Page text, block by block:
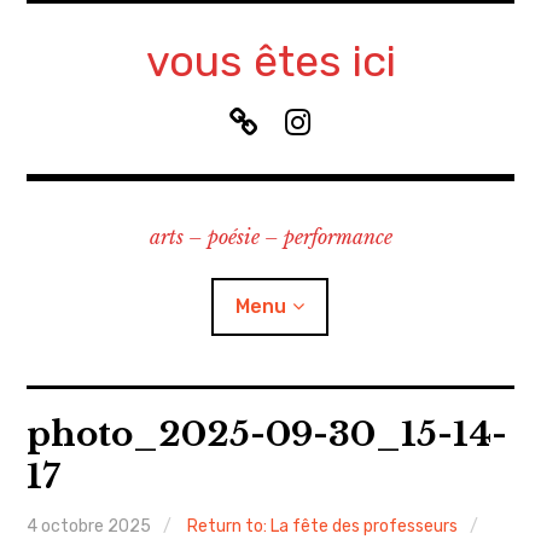
vous êtes ici
u
S
k
y
I
s
a
g
a
arts – poésie – performance
Menu
à propos
contact
recherche & cours
photo_2025-09-30_15-14-
17
4 octobre 2025
Return to: La fête des professeurs